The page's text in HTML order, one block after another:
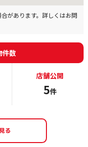
があります。詳しくはお問
件数
店舗公開
5件
る